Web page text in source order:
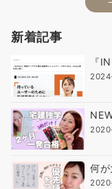
新着記事
『
何